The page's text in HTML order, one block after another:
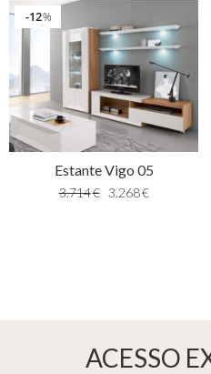
%
12
Estante Vigo 05
3.714€ 3.268€
ACESSO